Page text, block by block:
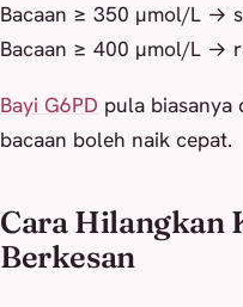
Bacaan ≥ 350 µmol/L →
Bacaan ≥ 400 µmol/L →
Bayi G6PD pula biasanya
bacaan boleh naik cepat.
Cara Hilangkan
Berkesan